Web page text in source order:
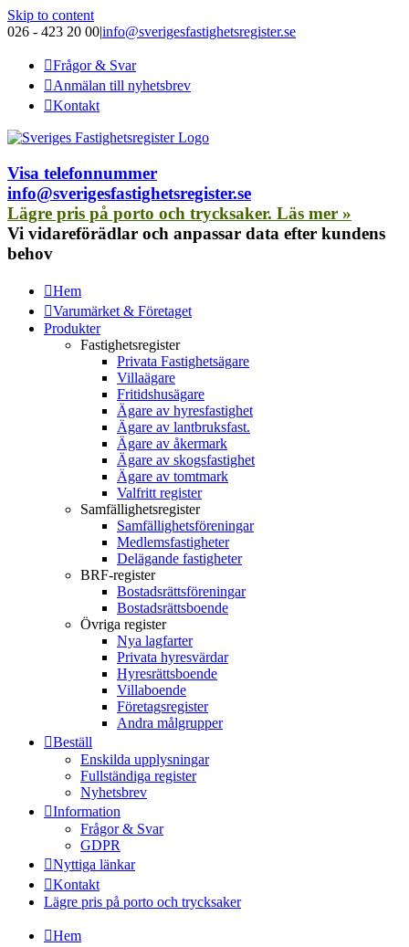
Skip to content
026 - 423 20 00|info@sverigesfastighetsregister.se
Frågor & Svar
Anmälan till nyhetsbrev
Kontakt
Visa telefonnummer
info@sverigesfastighetsregister.se
Lägre pris på porto och trycksaker. Läs mer »
Vi vidareförädlar och anpassar data efter kundens
behov
Hem
Varumärket & Företaget
Produkter
Fastighetsregister
Privata Fastighetsägare
Villaägare
Fritidshusägare
Ägare av hyresfastighet
Ägare av lantbruksfast.
Ägare av åkermark
Ägare av skogsfastighet
Ägare av tomtmark
Valfritt register
Samfällighetsregister
Samfällighetsföreningar
Medlemsfastigheter
Delägande fastigheter
BRF-register
Bostadsrättsföreningar
Bostadsrättsboende
Övriga register
Nya lagfarter
Privata hyresvärdar
Hyresrättsboende
Villaboende
Företagsregister
Andra målgrupper
Beställ
Enskilda upplysningar
Fullständiga register
Nyhetsbrev
Information
Frågor & Svar
GDPR
Nyttiga länkar
Kontakt
Lägre pris på porto och trycksaker
Hem